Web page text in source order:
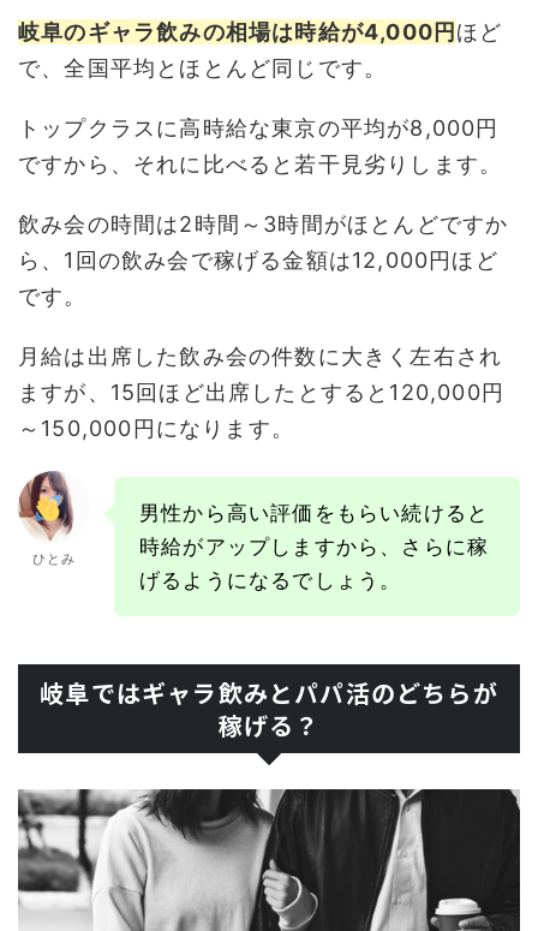
岐阜のギャラ飲みの相場は時給が4,000円 ほど
で、全国平均とほとんど同じです。
トップクラスに高時給な東京の平均が8,000円
ですから、それに比べると若干見劣りします。
飲み会の時間は2時間～3時間がほとんどですか
ら、1回の飲み会で稼げる金額は12,000円ほど
です。
月給は出席した飲み会の件数に大きく左右され
ますが、15回ほど出席したとすると120,000円
～150,000円になります。
ひとみ
男性から高い評価をもらい続けると
時給がアップしますから、さらに稼
げるようになるでしょう。
岐阜ではギャラ飲みとパパ活のどちらが
稼げる？